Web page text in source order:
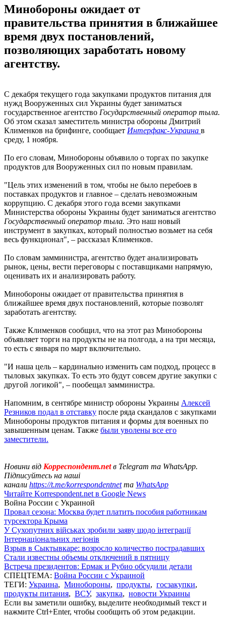
Минобороны ожидает от
правительства принятия в ближайшее
время двух постановлений,
позволяющих заработать новому
агентству.
С декабря текущего года закупками продуктов питания для
нужд Вооруженных сил Украины будет заниматься
государственное агентство Государственный оператор тыла.
Об этом сказал заместитель министра обороны Дмитрий
Клименков на брифинге, сообщает Интерфакс-Украина в
среду, 1 ноября.
По его словам, Минобороны объявило о торгах по закупке
продуктов для Вооруженных сил по новым правилам.
"Цель этих изменений в том, чтобы не было перебоев в
поставках продуктов и главное – сделать невозможным
коррупцию. С декабря этого года всеми закупками
Министерства обороны Украины будет заниматься агентство
Государственный оператор тыла. Это наш новый
инструмент в закупках, который полностью возьмет на себя
весь функционал", – рассказал Клименков.
По словам замминистра, агентство будет анализировать
рынок, цены, вести переговоры с поставщиками напрямую,
оценивать их и анализировать работу.
Минобороны ожидает от правительства принятия в
ближайшее время двух постановлений, которые позволят
заработать агентству.
Также Клименков сообщил, что на этот раз Минобороны
объявляет торги на продукты не на полгода, а на три месяца,
то есть с января по март включительно.
"И наша цель – кардинально изменить сам подход, процесс в
тыловых закупках. То есть это будут совсем другие закупки с
другой логикой", – пообещал замминистра.
Напомним, в сентябре министр обороны Украины Алексей
Резников подал в отставку после ряда скандалов с закупками
Минобороны продуктов питания и формы для военных по
завышенным ценам. Также были уволены все его
заместители.
Новини від Корреспондент.netв Telegram та WhatsApp.
Підписуйтесь на наші
канали https://t.me/korrespondentnetта WhatsApp
Читайте Korrespondent.net в Google News
Война России с Украиной
Провал сезона: Москва будет платить пособия работникам
турсектора Крыма
У Сухопутних військах зробили заяву щодо інтеграції
Інтернаціональних легіонів
Взрыв в Сыктывкаре: возросло количество пострадавших
Стали известны объемы отключений в пятницу
Встреча президентов: Ермак и Рубио обсудили детали
СПЕЦТЕМА: Война России с Украиной
ТЕГИ: Украина, Минобороны, продукты, госзакупки,
продукты питания, ВСУ, закупка, новости Украины
Если вы заметили ошибку, выделите необходимый текст и
нажмите Ctrl+Enter, чтобы сообщить об этом редакции.